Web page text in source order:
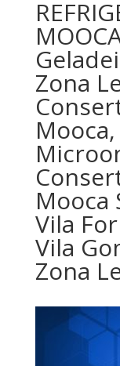
Zona
Mooca
Vila
Vila
Zona